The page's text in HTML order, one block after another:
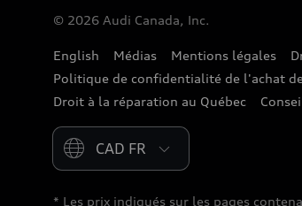
© 2026 Audi Canada, Inc.
English Médias Mentions légales
Politique de confidentialité de l'achat
Droit à la réparation au Québec
Please select country
* Les prix indiqués sur les pages